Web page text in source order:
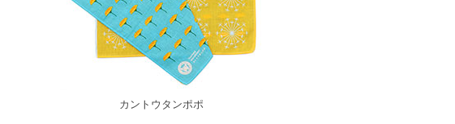
カントウタンポポ